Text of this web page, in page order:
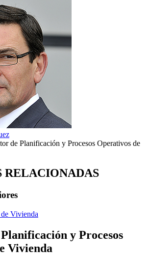
de Planificación y Procesos Operativos de
RELACIONADAS
Vivienda
y Procesos
Vivienda